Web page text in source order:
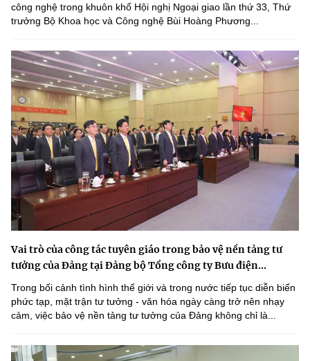
công nghệ trong khuôn khổ Hội nghị Ngoại giao lần thứ 33, Thứ
trưởng Bộ Khoa học và Công nghệ Bùi Hoàng Phương...
Vai trò của công tác tuyên giáo trong bảo vệ nền tảng tư
tưởng của Đảng tại Đảng bộ Tổng công ty Bưu điện...
Trong bối cảnh tình hình thế giới và trong nước tiếp tục diễn biến
phức tạp, mặt trận tư tưởng - văn hóa ngày càng trở nên nhạy
cảm, việc bảo vệ nền tảng tư tưởng của Đảng không chỉ là...